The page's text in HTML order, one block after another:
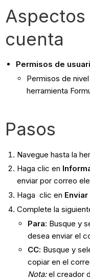
cuenta
Permisos de
Permisos de
herramienta
Pasos
Navegue hasta la
Haga clic en
enviar por correo
Haga clic en
Complete la
Para: Busque y
desea enviar el
CC: Busque y
copiar en el
Nota:el creador